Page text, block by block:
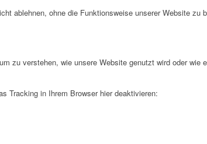
ablehnen, ohne die Funktionsweise unserer Website
zu verstehen, wie unsere Website genutzt wird oder
Tracking in Ihrem Browser hier deaktivieren: